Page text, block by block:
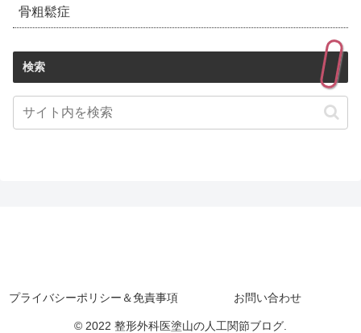
骨粗鬆症
検索
プライバシーポリシー＆免責事項 お問い合わせ
© 2022 整形外科医塗山の人工関節ブログ.